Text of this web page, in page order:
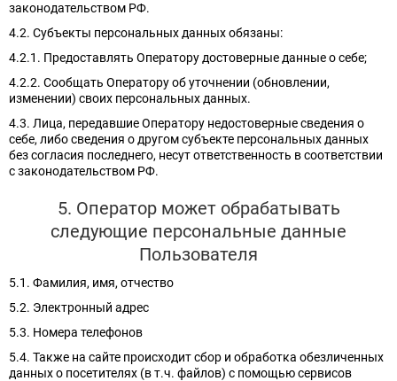
законодательством РФ.
4.2. Субъекты персональных данных обязаны:
4.2.1. Предоставлять Оператору достоверные данные о себе;
4.2.2. Сообщать Оператору об уточнении (обновлении,
изменении) своих персональных данных.
4.3. Лица, передавшие Оператору недостоверные сведения о
себе, либо сведения о другом субъекте персональных данных
без согласия последнего, несут ответственность в соответствии
с законодательством РФ.
5. Оператор может обрабатывать
следующие персональные данные
Пользователя
5.1. Фамилия, имя, отчество
5.2. Электронный адрес
5.3. Номера телефонов
5.4. Также на сайте происходит сбор и обработка обезличенных
данных о посетителях (в т.ч. файлов) с помощью сервисов